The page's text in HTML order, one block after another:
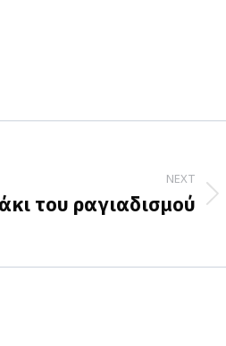
NEXT
του ραγιαδισμού